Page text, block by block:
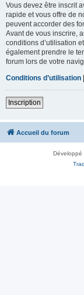
Vous devez être inscrit
rapide et vous offre de
peuvent accorder des
Avant de vous inscrire,
conditions d’utilisation
également prendre le
forum lors de votre
Conditions d’utilisation |
Inscription
Accueil du forum
Développé